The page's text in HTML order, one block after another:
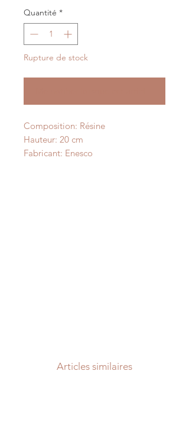
Quantité *
Rupture de stock
Composition: Résine
Hauteur: 20 cm
Fabricant: Enesco
Articles similaires